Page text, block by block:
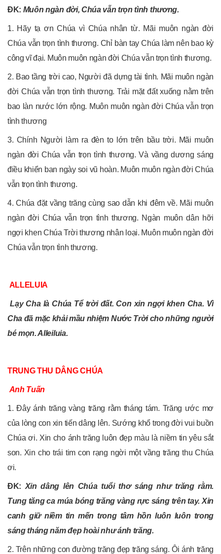
ĐK: Muôn ngàn đời, Chúa vẫn trọn tình thương.
1. Hãy tạ ơn Chúa vì Chúa nhân từ. Mãi muôn ngàn đời
Chúa vẫn trọn tình thương. Chỉ bàn tay Chúa làm nên bao kỳ
công vĩ đại. Muôn muôn ngàn đời Chúa vẫn trọn tình thương.
2. Bao tầng trời cao, Người đã dựng tài tình. Mãi muôn ngàn
đời Chúa vẫn trọn tình thương. Trải mặt đất xuống nằm trên
bao làn nước lớn rộng. Muôn muôn ngàn đời Chúa vẫn trọn
tình thương
3. Chính Người làm ra đèn to lớn trên bầu trời. Mãi muôn
ngàn đời Chúa vẫn trọn tình thương. Và vầng dương sáng
điều khiển ban ngày soi vũ hoàn. Muôn muôn ngàn đời Chúa
vẫn trọn tình thương.
4. Chúa đặt vầng trăng cùng sao dẫn khi đêm về. Mãi muôn
ngàn đời Chúa vẫn trọn tình thương. Ngàn muôn dân hỡi
ngợi khen Chúa Trời thương nhân loại. Muôn muôn ngàn đời
Chúa vẫn trọn tình thương.
ALLELUIA
Lạy Cha là Chúa Tể trời đất. Con xin ngợi khen Cha. Vì
Cha đã mặc khải mầu nhiệm Nước Trời cho những người
bé mọn. Alleiluia.
TRUNG THU DÂNG CHÚA
Anh Tuấn
1. Đây ánh trăng vàng trăng rằm tháng tám. Trăng ước mơ
của lòng con xin tiến dâng lên. Sướng khổ trong đời vui buồn
Chúa ơi. Xin cho ánh trăng luôn đẹp màu là niềm tin yêu sắt
son. Xin cho trái tim con rạng ngời một vầng trăng thu Chúa
ơi.
ĐK: Xin dâng lên Chúa tuổi thơ sáng như trăng rằm.
Tung tăng ca múa bóng trăng vàng rực sáng trên tay. Xin
canh giữ niềm tin mến trong tâm hồn luôn luôn trong
sáng tháng năm đẹp hoài như ánh trăng.
2. Trên những con đường trăng đẹp trăng sáng. Ôi ánh trăng